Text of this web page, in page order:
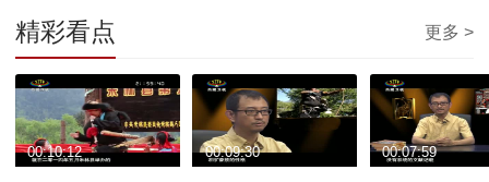
精彩看点 更多 >
00:10:12 00:09:30 00:07:59